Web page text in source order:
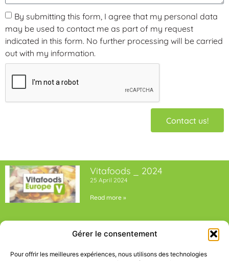
Gérer le consentement
Pour offrir les meilleures expériences, nous utilisons des technologies
By submitting this form, I agree that my personal data
may be used to contact me as part of my request
indicated in this form. No further processing will be carried
out with my information.
Contact us!
Vitafoods _ 2024
25 April 2024
Read more »
25 April 2024
Read more »